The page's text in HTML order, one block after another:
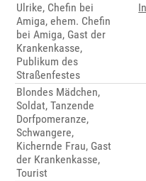
Ulrike, Chefin bei
Amiga, ehem. Chefin
bei Amiga, Gast der
Krankenkasse,
Publikum des
Straßenfestes
Blondes Mädchen,
Soldat, Tanzende
Dorfpomeranze,
Schwangere,
Kichernde Frau, Gast
der Krankenkasse,
Tourist